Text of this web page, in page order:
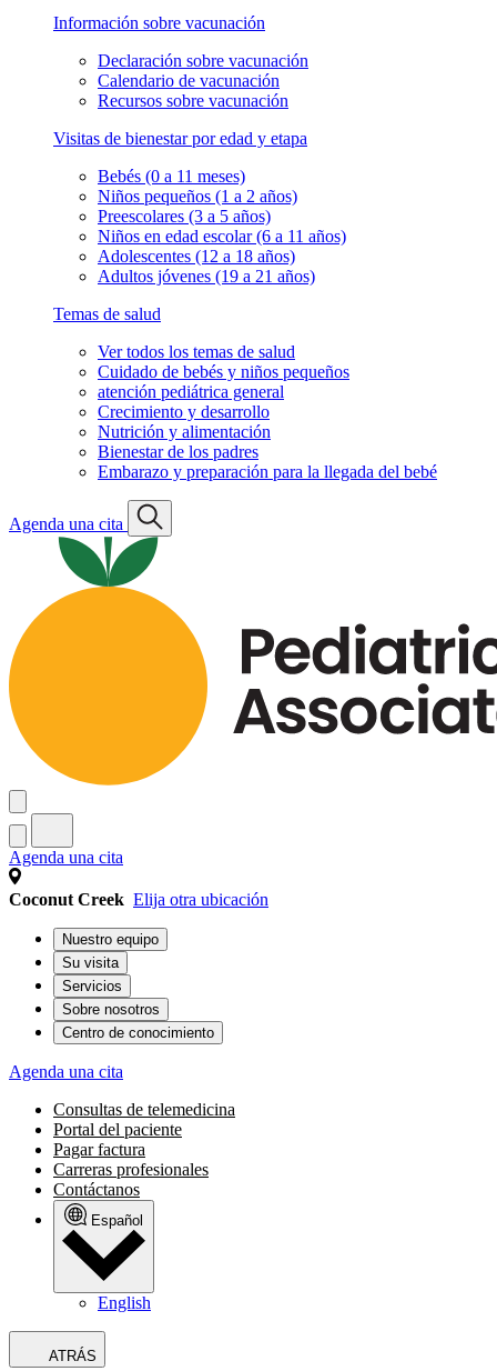
Información sobre vacunación
Declaración sobre vacunación
Calendario de vacunación
Recursos sobre vacunación
Visitas de bienestar por edad y etapa
Bebés (0 a 11 meses)
Niños pequeños (1 a 2 años)
Preescolares (3 a 5 años)
Niños en edad escolar (6 a 11 años)
Adolescentes (12 a 18 años)
Adultos jóvenes (19 a 21 años)
Temas de salud
Ver todos los temas de salud
Cuidado de bebés y niños pequeños
atención pediátrica general
Crecimiento y desarrollo
Nutrición y alimentación
Bienestar de los padres
Embarazo y preparación para la llegada del bebé
Agenda una cita
Agenda una cita
Coconut Creek Elija otra ubicación
Nuestro equipo
Su visita
Servicios
Sobre nosotros
Centro de conocimiento
Agenda una cita
Consultas de telemedicina
Portal del paciente
Pagar factura
Carreras profesionales
Contáctanos
Español
English
ATRÁS